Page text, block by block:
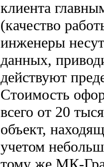
клиента
(качество
инженеры
данных,
действуют
Стоимость
всего от 20
объект,
учетом